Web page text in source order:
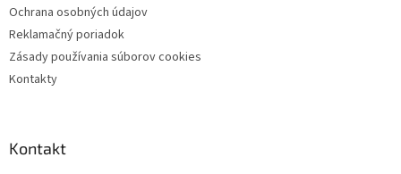
Ochrana osobných údajov
Reklamačný poriadok
Zásady používania súborov cookies
Kontakty
Kontakt